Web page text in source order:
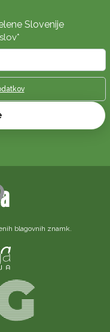
Slovenije
*
blagovnih znamk.